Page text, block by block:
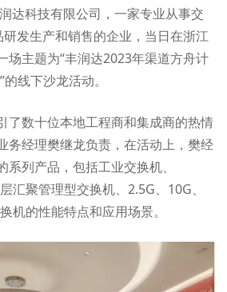
达科技有限公司，一家专业从事交
发生产和销售的企业，当日在浙江
场主题为“丰润达2023年渠道方舟计
线下沙龙活动。
了数十位本地工程商和集成商的热情
务经理樊继龙负责，在活动上，樊经
列产品，包括工业交换机、
汇聚管理型交换机、2.5G、10G、
机的性能特点和应用场景。